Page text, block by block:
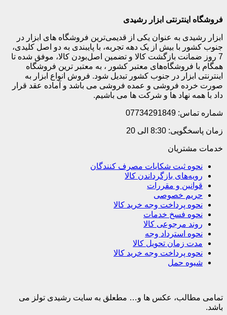
فروشگاه اینترنتی ابزار رشیدی
ابزار رشیدی به عنوان یکی از قدیمی‌ترین فروشگاه های ابزار در
جنوب کشور با بیش از یک دهه تجربه، با پایبندی به دو اصل کلیدی،
7 روز ضمانت بازگشت کالا و تضمین اصل‌بودن کالا، موفق شده تا
همگام با فروشگاه‌های معتبر کشور ، به معتبر ترین فروشگاه
اینترنتی ابزار در جنوب کشور تبدیل شود. فروش انواع ابزار به
صورت خرده فروشی و عمده فروشی می باشد و آماده عقد قرار
داد با همه نهاد ها و شرکت ها می باشیم.
شماره تماس: 07734291849
زمان پاسخگویی: 8:30 الی 20
خدمات مشتریان
نحوه ثبت شکایات مصرف کنندگان
رویه‌های بازگرداندن کالا
قوانین و مقررات
حریم خصوصی
نحوه پرداخت وجه خرید کالا
نحوه فسخ خدمات
روند مرجوعی کالا
نحوه استرداد وجه
مدت زمان تحویل کالا
نحوه پرداخت وجه خرید کالا
شیوه حمل
تمامی مطالب، عکس ها و… مطعلق به سایت رشیدی تولز می
باشد.